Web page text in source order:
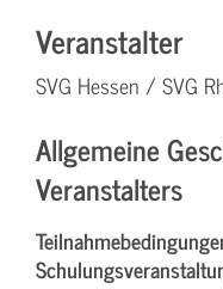
Veranstalter
SVG Hessen / SVG
Allgemeine
Veranstalters